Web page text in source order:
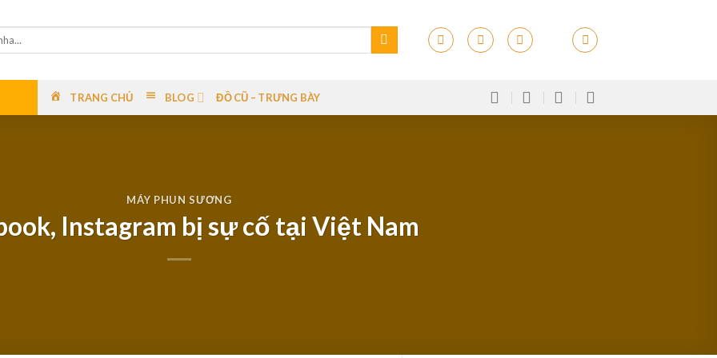
TRANG CHỦ BLOG ĐỒ CŨ – TRƯNG BÀY
MÁY PHUN SƯƠNG
Instagram bị sự cố tại Việt Nam